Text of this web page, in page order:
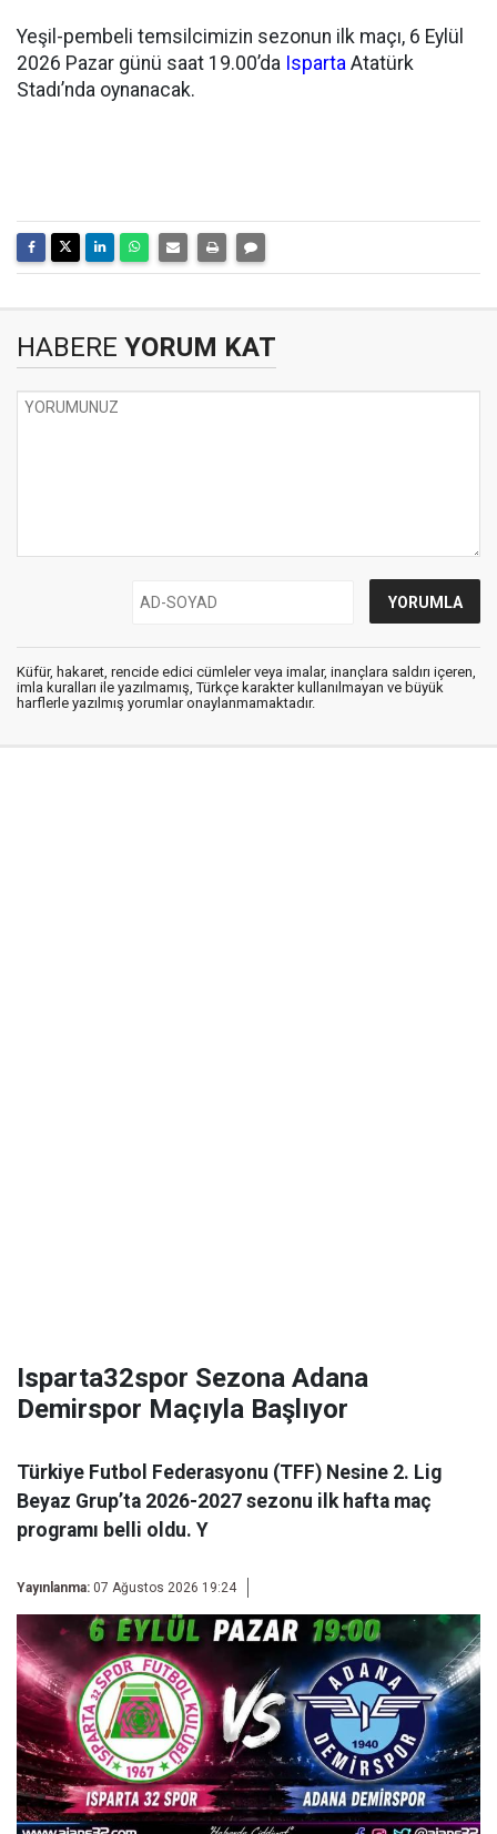
Yeşil-pembeli temsilcimizin sezonun ilk maçı, 6 Eylül
2026 Pazar günü saat 19.00’da Isparta Atatürk
Stadı’nda oynanacak.
HABERE YORUM KAT
Küfür, hakaret, rencide edici cümleler veya imalar, inançlara saldırı içeren,
imla kuralları ile yazılmamış, Türkçe karakter kullanılmayan ve büyük
harflerle yazılmış yorumlar onaylanmamaktadır.
Isparta32spor Sezona Adana
Demirspor Maçıyla Başlıyor
Türkiye Futbol Federasyonu (TFF) Nesine 2. Lig
Beyaz Grup’ta 2026-2027 sezonu ilk hafta maç
programı belli oldu. Y
Yayınlanma: 07 Ağustos 2026 19:24